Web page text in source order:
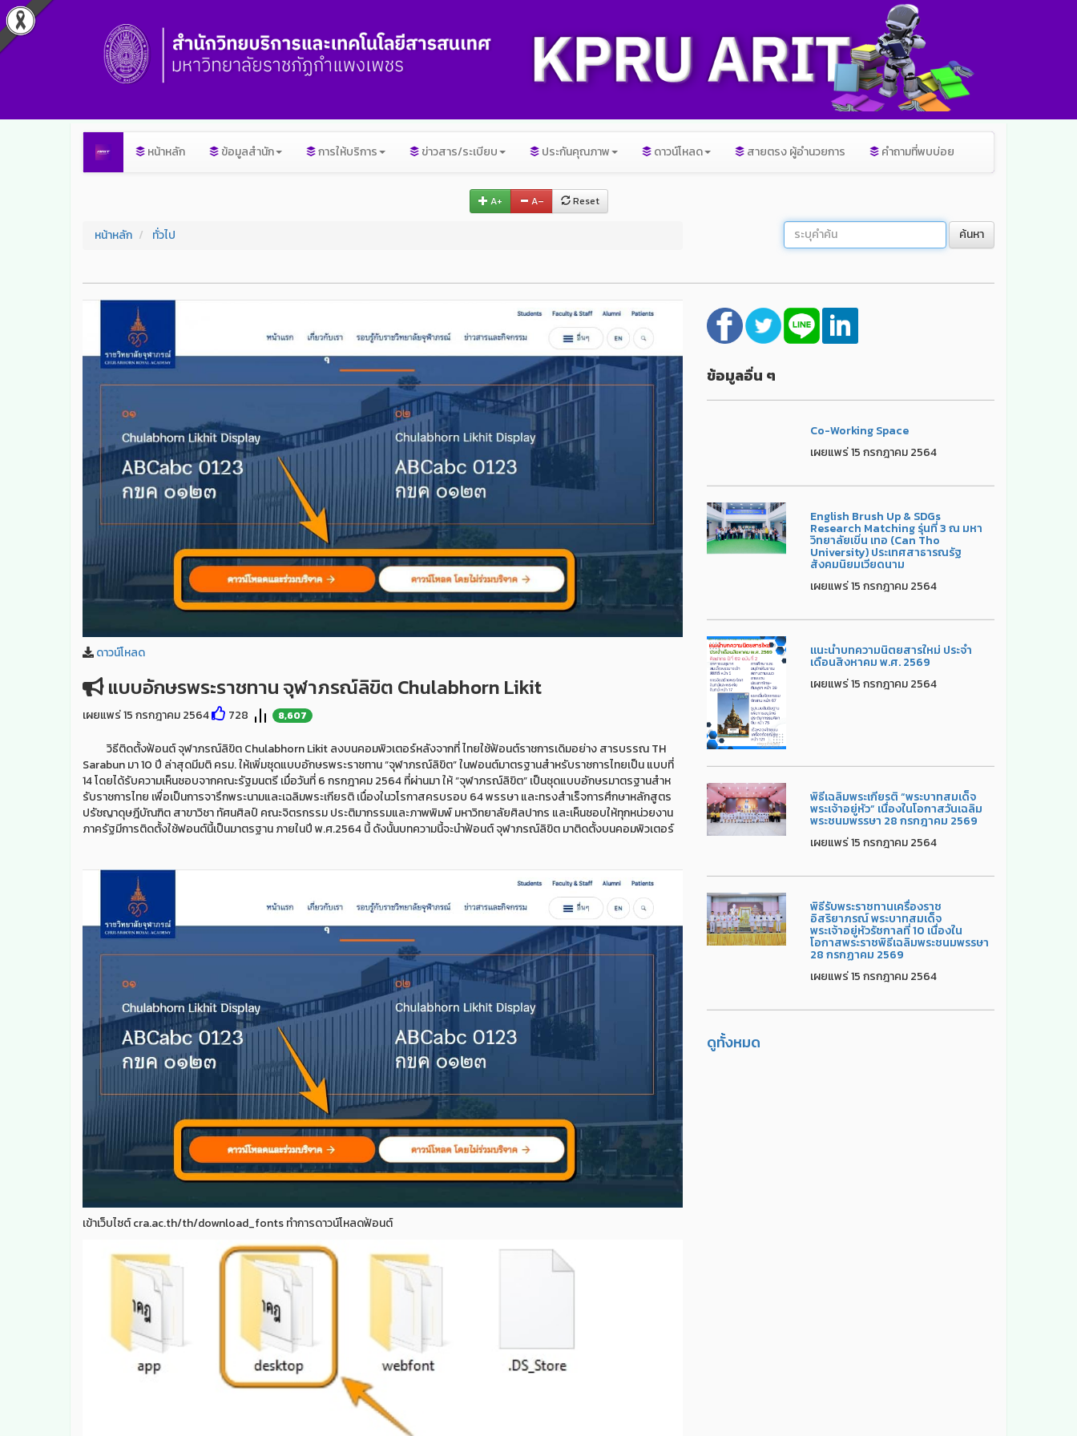
หน้าหลัก ข้อมูลสำนัก การให้บริการ ข่าวสาร/ระเบียบ ประกันคุณภาพ ดาวน์โหลด สายตรง ผู้อำนวยการ คำถามที่พบบ่อย
A+ A– Reset
หน้าหลัก ทั่วไป ค้นหา
ดาวน์โหลด
แบบอักษรพระราชทาน จุฬาภรณ์ลิขิต Chulabhorn Likit
เผยแพร่ 15 กรกฎาคม 2564 728 8,607
วิธีติดตั้งฟ้อนต์ จุฬาภรณ์ลิขิต Chulabhorn Likit ลงบนคอมพิวเตอร์หลังจากที่ ไทยใช้ฟ้อนต์ราชการเดิมอย่าง สารบรรณ TH
Sarabun มา 10 ปี ล่าสุดมีมติ ครม. ให้เพิ่มชุดแบบอักษรพระราชทาน “จุฬาภรณ์ลิขิต” ในฟอนต์มาตรฐานสําหรับราชการไทยเป็น แบบที่
14 โดยได้รับความเห็นชอบจากคณะรัฐมนตรี เมื่อวันที่ 6 กรกฎาคม 2564 ที่ผ่านมา ให้ “จุฬาภรณ์ลิขิต” เป็นชุดแบบอักษรมาตรฐานสําห
รับราชการไทย เพื่อเป็นการจารึกพระนามและเฉลิมพระเกียรติ เนื่องในวโรกาสครบรอบ 64 พรรษา และทรงสําเร็จการศึกษาหลักสูตร
ปรัชญาดุษฎีบัณฑิต สาขาวิชา ทัศนศิลป์ คณะจิตรกรรม ประติมากรรมและภาพพิมพ์ มหาวิทยาลัยศิลปากร และเห็นชอบให้ทุกหน่วยงาน
ภาครัฐมีการติดตั้งใช้ฟอนต์นี้เป็นมาตรฐาน ภายในปี พ.ศ.2564 นี้ ดังนั้นบทความนี้จะนำฟ้อนต์ จุฬาภรณ์ลิขิต มาติดตั้งบนคอมพิวเตอร์
เข้าเว็บไซต์ cra.ac.th/th/download_fonts ทำการดาวน์โหลดฟ้อนต์
ข้อมูลอื่น ๆ
Co-Working Space
เผยแพร่ 15 กรกฎาคม 2564
English Brush Up & SDGs
Research Matching รุ่นที่ 3 ณ มหา
วิทยาลัยเขิ่น เทอ (Can Tho
University) ประเทศสาธารณรัฐ
สังคมนิยมเวียดนาม
เผยแพร่ 15 กรกฎาคม 2564
แนะนำบทความนิตยสารใหม่ ประจำ
เดือนสิงหาคม พ.ศ. 2569
เผยแพร่ 15 กรกฎาคม 2564
พิธีเฉลิมพระเกียรติ “พระบาทสมเด็จ
พระเจ้าอยู่หัว” เนื่องในโอกาสวันเฉลิม
พระชนมพรรษา 28 กรกฎาคม 2569
เผยแพร่ 15 กรกฎาคม 2564
พิธีรับพระราชทานเครื่องราช
อิสริยาภรณ์ พระบาทสมเด็จ
พระเจ้าอยู่หัวรัชกาลที่ 10 เนื่องใน
โอกาสพระราชพิธีเฉลิมพระชนมพรรษา
28 กรกฏาคม 2569
เผยแพร่ 15 กรกฎาคม 2564
ดูทั้งหมด